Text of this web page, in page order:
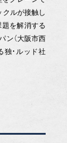
ルが接触し
を解消する
ン（大阪市西
独・ルッド社